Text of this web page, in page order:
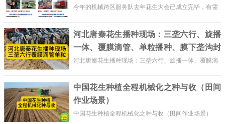
今年的机械跨区服务队去年花生大会已成立完毕，有需
技术手册】也有服务队电话！目前不再成立服务队，明
年2022年的服务队，将在今年12月份优质花生大会上成
立！
河北唐秦花生播种现场：三垄六行、旋播
一体、覆膜滴管、单粒播种、膜下垄沟封
闭……
河北唐秦花生播种现场：三垄六行、旋播一体、覆膜滴
中国花生种植全程机械化之种与收（田间
作业场景）
中国花生种植全程机械化之种与收（田间作业场景）